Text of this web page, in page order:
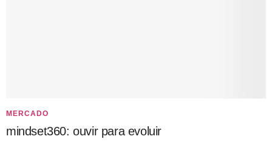
MERCADO
mindset360: ouvir para evoluir